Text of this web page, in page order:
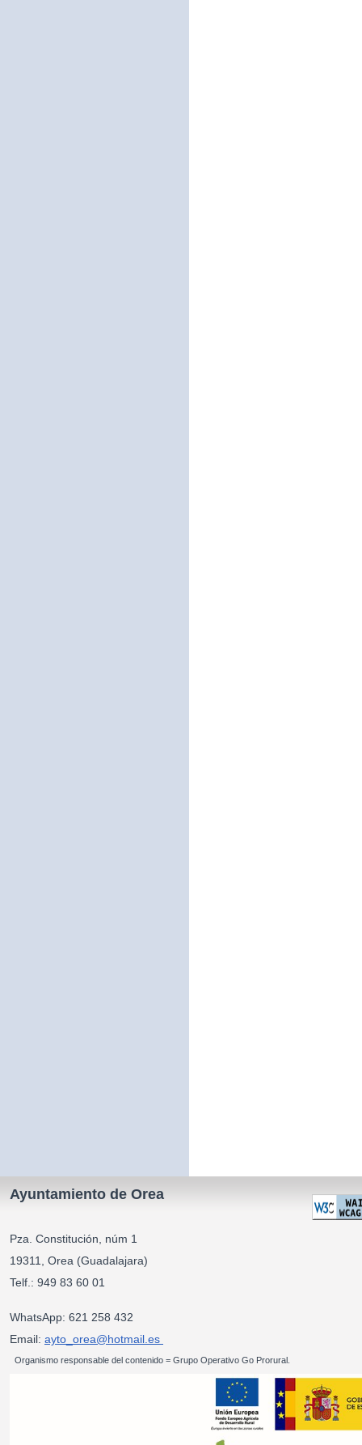
Ayuntamiento de Orea
Pza. Constitución, núm 1
19311, Orea (Guadalajara)
Telf.: 949 83 60 01
WhatsApp: 621 258 432
Email: ayto_orea@hotmail.es
Organismo responsable del contenido = Grupo Operativo Go Prorural.